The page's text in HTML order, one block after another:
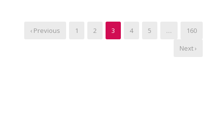
‹ Previous 1 2 3 4 5 …
160
Next ›